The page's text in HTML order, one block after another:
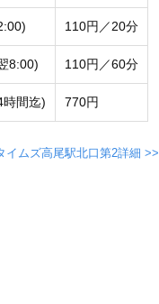
110円／20分
8:00) 110円／60分
間迄) 770円
イムズ高尾駅北口第2詳細 >>